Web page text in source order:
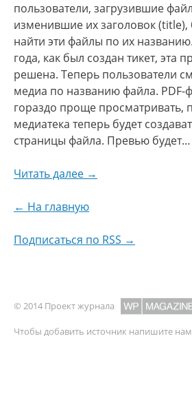
пользователи, загрузившие
изменившие их заголовок
найти эти файлы по их
года, как был создан тикет, эта
решена. Теперь пользователи
медиа по названию файла. PDF-
гораздо проще просматривать,
медиатека теперь будет
страницы файла. Превью будет…
Читать далее →
← На главную
Подписаться по RSS →
© 2014 Проект журнала
Чтобы добавить источник напишите